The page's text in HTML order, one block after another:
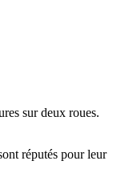
sur deux roues.
réputés pour leur